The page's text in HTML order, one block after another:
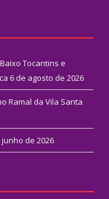
Tocantins e
6 de agosto de 2026
Ramal da Vila Santa
junho de 2026